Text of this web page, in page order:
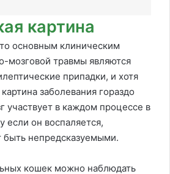
картина
основным клиническим
мозговой травмы являются
припадки, и хотя
заболевания гораздо
участвует в каждом процессе в
если он воспаляется,
быть непредсказуемыми.
кошек можно наблюдать